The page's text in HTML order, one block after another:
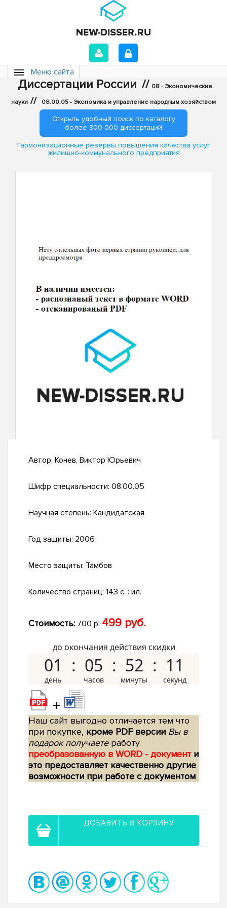
Меню сайта
Диссертации России // 08 - Экономические
науки // 08.00.05 - Экономика и управление народным хозяйством
Открыть удобный поиск по каталогу
более 800 000 диссертаций
Гармонизационные резервы повышения качества услуг
жилищно-коммунального предприятия
Автор: Конев, Виктор Юрьевич
Шифр специальности: 08.00.05
Научная степень: Кандидатская
Год защиты: 2006
Место защиты: Тамбов
Количество страниц: 143 с. : ил.
Стоимость: 700 р.499 руб.
до окончания действия скидки
01 05 52 10
+
Наш сайт выгодно отличается тем что
при покупке, кроме PDF версии Вы в
подарок получаетеработу
преобразованную в WORD - документ и
это предоставляет качественно другие
возможности при работе с документом
ДОБАВИТЬ В КОРЗИНУ